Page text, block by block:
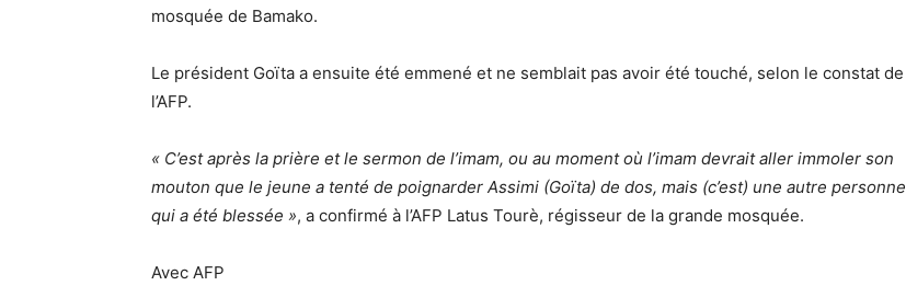
mosquée de Bamako.
Le président Goïta a ensuite été emmené et ne semblait pas avoir été touché, selon le constat de
l’AFP.
« C’est après la prière et le sermon de l’imam, ou au moment où l’imam devrait aller immoler son
mouton que le jeune a tenté de poignarder Assimi (Goïta) de dos, mais (c’est) une autre personne
qui a été blessée », a confirmé à l’AFP Latus Tourè, régisseur de la grande mosquée.
Avec AFP